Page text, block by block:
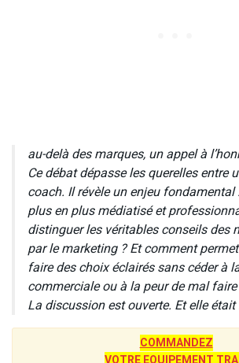
au-delà des marques, un appel à
Ce débat dépasse les querelles entre
coach. Il révèle un enjeu
plus en plus médiatisé et
distinguer les véritables conseils des
par le marketing ? Et comment
faire des choix éclairés sans céder à
commerciale ou à la peur de mal faire
La discussion est ouverte. Et elle était
COMMANDEZ